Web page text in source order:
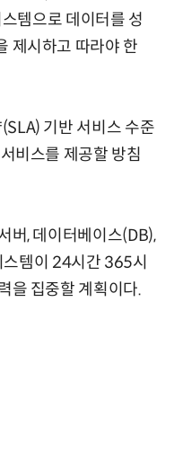
템으로 데이터를 성
제시하고 따라야 한
기반 서비스 수준
비스를 제공할 방침
버, 데이터베이스(DB),
스템이 24시간 365시
을 집중할 계획이다.